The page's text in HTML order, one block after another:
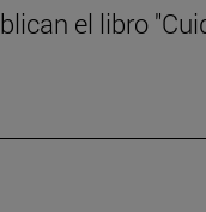
el libro